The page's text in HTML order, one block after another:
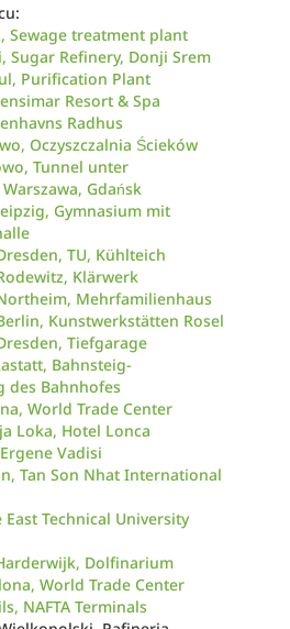
Sewage treatment plant
Sugar Refinery, Donji Srem
Purification Plant
Resort & Spa
Radhus
Oczyszczalnia Ścieków
Tunnel unter
Gdańsk
Gymnasium mit
TU, Kühlteich
Klärwerk
Mehrfamilienhaus
Kunstwerkstätten Rosel
Tiefgarage
Bahnsteig-
des Bahnhofes
World Trade Center
Loka, Hotel Lonca
Vadisi
Tan Son Nhat International
Technical University
Dolfinarium
World Trade Center
NAFTA Terminals